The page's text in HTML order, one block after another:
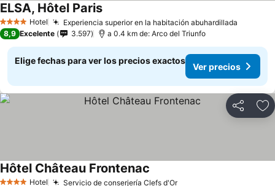
4 EstrellasHotel Experiencia superior en la habitación abuhardillada
ELSA, Hôtel ParisVer precios
8,9 Excelente 3.597 a 0.4 km de: Arco del Triunfo
Elige fechas para ver los precios exactos
Ver precios
Compartir
Hotel Servicio de conserjería Clefs d'Or
Hôtel Château Frontenac